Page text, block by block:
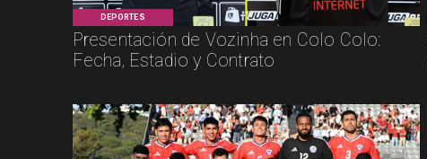
DEPORTES
Presentación de Vozinha en Colo Colo:
Fecha, Estadio y Contrato